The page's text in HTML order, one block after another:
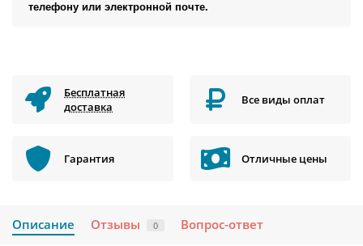
телефону или электронной почте.
Бесплатная
доставка
Все виды оплат
Гарантия Отличные цены
Описание Отзывы 0 Вопрос-ответ